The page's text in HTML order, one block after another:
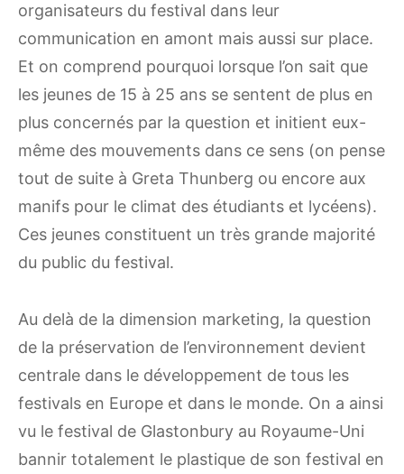
organisateurs du festival dans leur
communication en amont mais aussi sur place.
Et on comprend pourquoi lorsque l’on sait que
les jeunes de 15 à 25 ans se sentent de plus en
plus concernés par la question et initient eux-
même des mouvements dans ce sens (on pense
tout de suite à Greta Thunberg ou encore aux
manifs pour le climat des étudiants et lycéens).
Ces jeunes constituent un très grande majorité
du public du festival.
Au delà de la dimension marketing, la question
de la préservation de l’environnement devient
centrale dans le développement de tous les
festivals en Europe et dans le monde. On a ainsi
vu le festival de Glastonbury au Royaume-Uni
bannir totalement le plastique de son festival en